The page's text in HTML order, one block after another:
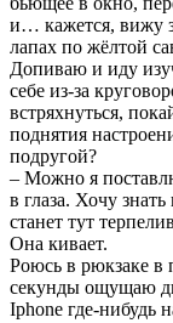
и… кажется, вижу
лапах по жёлтой
Допиваю и иду
себе из-за
встряхнуться,
поднятия
подругой?
– Можно я
в глаза. Хочу
станет тут
Она кивает.
Роюсь в рюкзаке в
секунды ощущаю
Iphone где-нибудь